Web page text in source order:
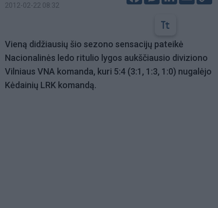
2012-02-22 08:32
Vieną didžiausių šio sezono sensacijų pateikė
Nacionalinės ledo ritulio lygos aukščiausio diviziono
Vilniaus VNA komanda, kuri 5:4 (3:1, 1:3, 1:0) nugalėjo
Kėdainių LRK komandą.